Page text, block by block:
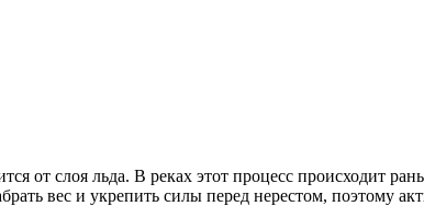
от слоя льда. В реках этот процесс происходит
вес и укрепить силы перед нерестом, поэтому